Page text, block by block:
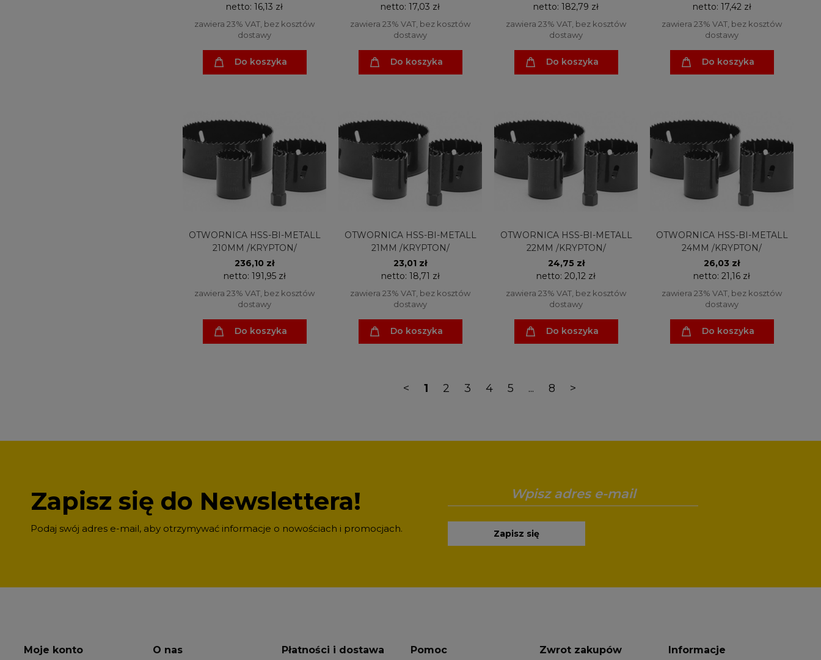
netto: 16,13 zł
zawiera 23% VAT, bez kosztów
dostawy
Do koszyka
netto: 17,03 zł
zawiera 23% VAT, bez kosztów
dostawy
Do koszyka
netto: 182,79 zł
zawiera 23% VAT, bez kosztów
dostawy
Do koszyka
netto: 17,42 zł
zawiera 23% VAT, bez kosztów
dostawy
Do koszyka
OTWORNICA HSS-BI-METALL
210MM /KRYPTON/
236,10 zł
netto: 191,95 zł
zawiera 23% VAT, bez kosztów
dostawy
Do koszyka
OTWORNICA HSS-BI-METALL
21MM /KRYPTON/
23,01 zł
netto: 18,71 zł
zawiera 23% VAT, bez kosztów
dostawy
Do koszyka
OTWORNICA HSS-BI-METALL
22MM /KRYPTON/
24,75 zł
netto: 20,12 zł
zawiera 23% VAT, bez kosztów
dostawy
Do koszyka
OTWORNICA HSS-BI-METALL
24MM /KRYPTON/
26,03 zł
netto: 21,16 zł
zawiera 23% VAT, bez kosztów
dostawy
Do koszyka
< 1 2 3 4 5 ... 8 >
Zapisz się do Newslettera!
Podaj swój adres e-mail, aby otrzymywać informacje o nowościach i promocjach. Zapisz się
Moje konto O nas Płatności i dostawa Pomoc Zwrot zakupów Informacje